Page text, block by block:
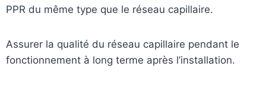
PPR du même type que le réseau capillaire.
Assurer la qualité du réseau capillaire pendant le
fonctionnement à long terme après l’installation.